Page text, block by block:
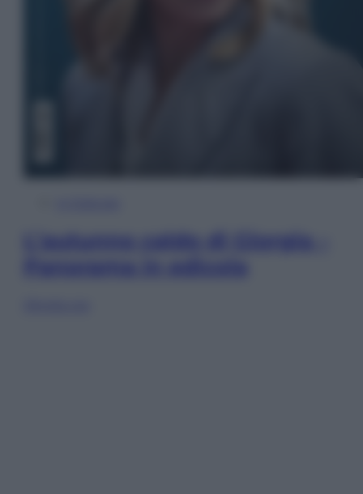
L’autunno caldo di Giorgia –